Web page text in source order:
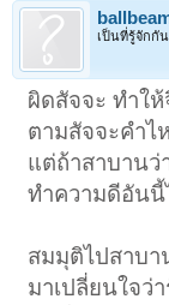
เป็นที่รู้จักกั
ผิดสัจจะ ทําใ
ตามสัจจะคํา
แต่ถ้าสาบานว่
ทําความดีอันนี้
สมมุติไปสาบา
มาเปลี่ยนใจว่